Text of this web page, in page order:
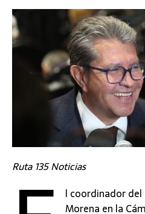
Ruta 135 Noticias
l coordinador
Morena en la